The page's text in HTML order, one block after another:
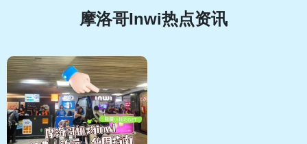
摩洛哥Inwi热点资讯